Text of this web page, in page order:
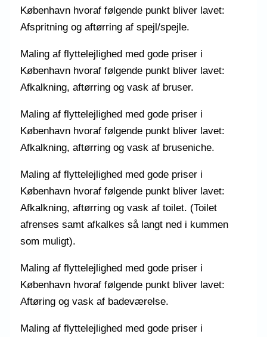
København hvoraf følgende punkt bliver lavet:
Afspritning og aftørring af spejl/spejle.
Maling af flyttelejlighed med gode priser i
København hvoraf følgende punkt bliver lavet:
Afkalkning, aftørring og vask af bruser.
Maling af flyttelejlighed med gode priser i
København hvoraf følgende punkt bliver lavet:
Afkalkning, aftørring og vask af bruseniche.
Maling af flyttelejlighed med gode priser i
København hvoraf følgende punkt bliver lavet:
Afkalkning, aftørring og vask af toilet. (Toilet
afrenses samt afkalkes så langt ned i kummen
som muligt).
Maling af flyttelejlighed med gode priser i
København hvoraf følgende punkt bliver lavet:
Aftøring og vask af badeværelse.
Maling af flyttelejlighed med gode priser i